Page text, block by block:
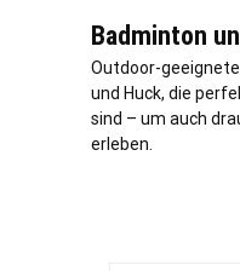
Badminton
Outdoor-
und Huck, die
sind – um auch
erleben.